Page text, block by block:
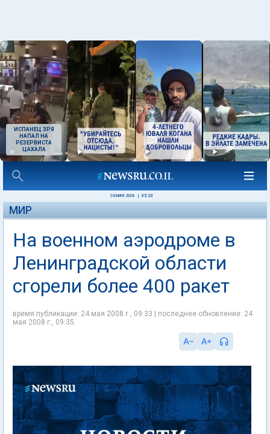
ИСПАНЕЦ ЗРЯ
НАПАЛ НА
РЕЗЕРВИСТА
ЦАХАЛА
24 МАЯ 2008 05:23
МИР
На военном аэродроме в
Ленинградской области
сгорели более 400 ракет
время публикации: 24 мая 2008 г., 09:33 | последнее обновление: 24
мая 2008 г., 09:35